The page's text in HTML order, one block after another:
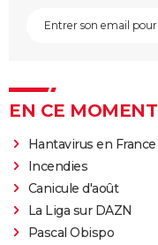
EN CE MOMENT
Hantavirus en France
Incendies
Canicule d'août
La Liga sur DAZN
Pascal Obispo